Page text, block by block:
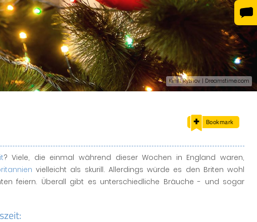
Kiriill Ryzhov | Dreamstime.com
Bookmark
? Viele, die einmal während dieser Wochen in England waren,
vielleicht als skurill. Allerdings würde es den Briten wohl
feiern. Überall gibt es unterschiedliche Bräuche - und sogar